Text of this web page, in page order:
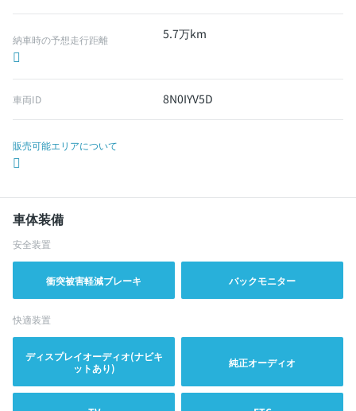
納車時の予想走行距離 5.7万km
車両ID 8N0IYV5D
販売可能エリアについて
車体装備
安全装置
衝突被害軽減ブレーキ バックモニター
快適装置
ディスプレイオーディオ(ナビキ
ットあり)
純正オーディオ